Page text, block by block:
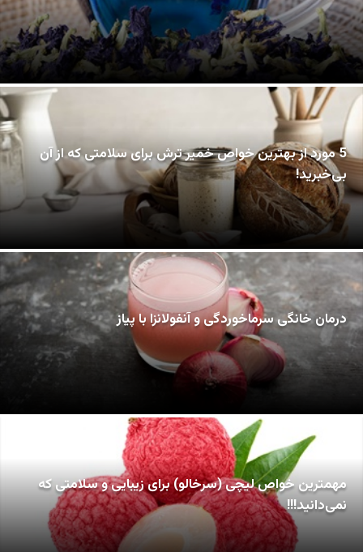
5 مورد از بهترین خواص خمیر ترش برای سلامتی که از آن
بی‌خبرید!
درمان خانگی سرماخوردگی و آنفولانزا با پیاز
مهمترین خواص لیچی (سرخالو) برای زیبایی و سلامتی که
نمی‌دانید!!!